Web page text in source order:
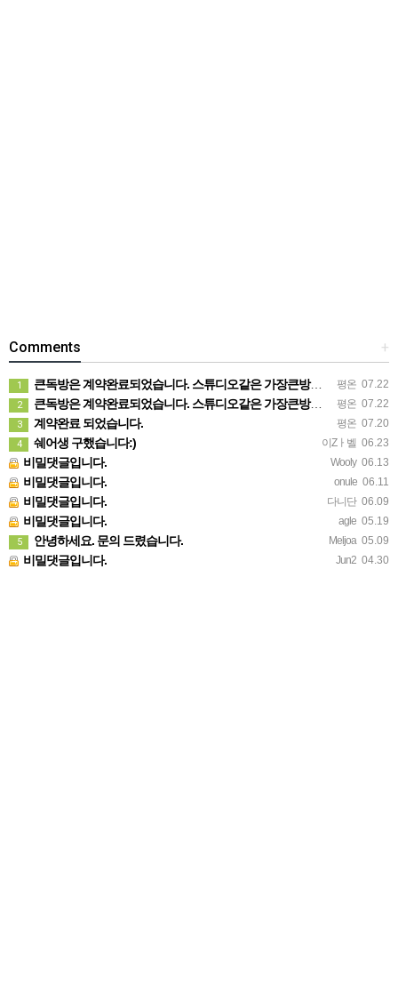
+
Comments
평온 07.22
1 큰독방은 계약완료되었습니다. 스튜디오같은 가장큰방을 2인동시 또는 혼자서 큰독방으로도 즉시입주 가능합니다.
평온 07.22
2 큰독방은 계약완료되었습니다. 스튜디오같은 가장큰방을 2인동시 또는 혼자서 큰독방으로도 즉시입주 가능합니다.
평온 07.20
3 계약완료 되었습니다.
이Zㅏ벨 06.23
4 쉐어생 구했습니다:)
Wooly 06.13
비밀댓글입니다.
onule 06.11
비밀댓글입니다.
다니단 06.09
비밀댓글입니다.
agle 05.19
비밀댓글입니다.
Meljoa 05.09
5 안녕하세요. 문의 드렸습니다.
Jun2 04.30
비밀댓글입니다.